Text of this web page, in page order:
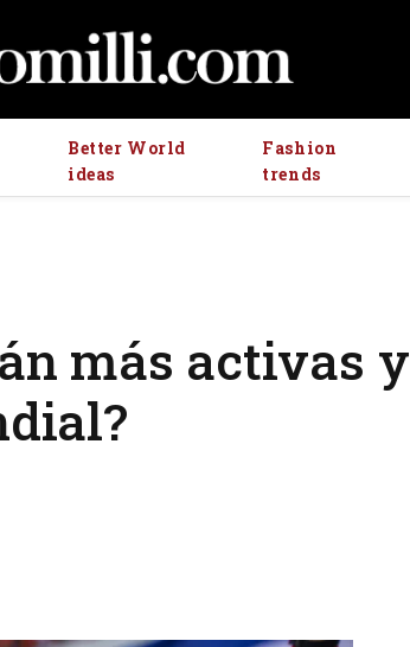
Better World
ideas
Fashion
trends
más activas y
ansiedad de los usuarios